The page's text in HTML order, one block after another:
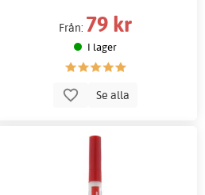
Från: 79 kr
I lager
Se alla